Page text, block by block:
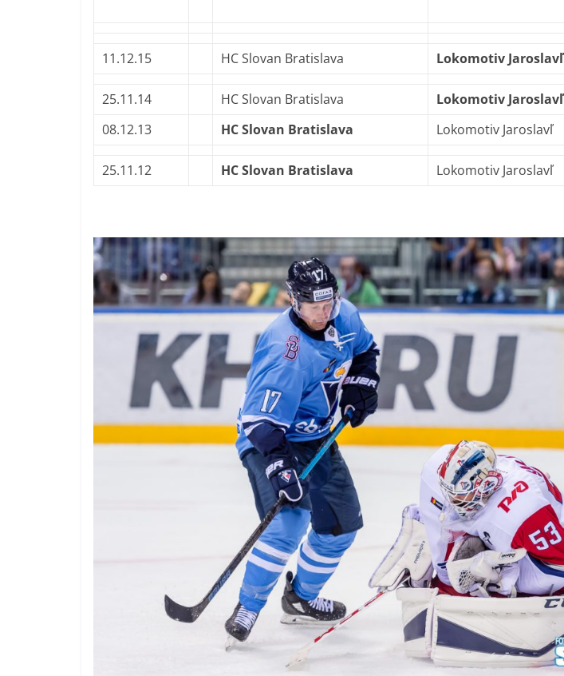
11.12.15 HC Slovan Bratislava Lokomotiv Jaroslavľ
25.11.14 HC Slovan Bratislava Lokomotiv Jaroslavľ
08.12.13
HC Slovan Bratislava Lokomotiv Jaroslavľ
25.11.12 HC Slovan Bratislava Lokomotiv Jaroslavľ